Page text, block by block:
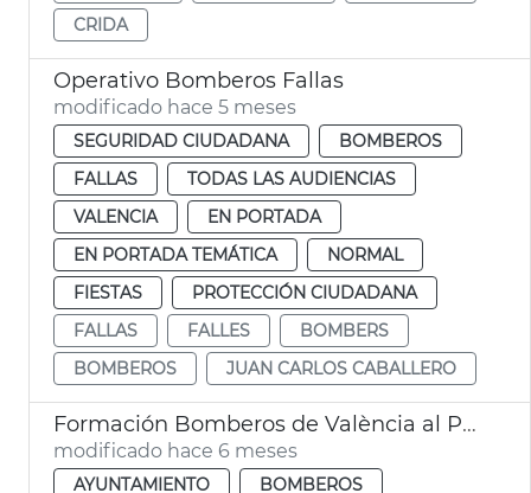
CRIDA
Operativo Bomberos Fallas
modificado hace 5 meses
SEGURIDAD CIUDADANA
BOMBEROS
FALLAS
TODAS LAS AUDIENCIAS
VALENCIA
EN PORTADA
EN PORTADA TEMÁTICA
NORMAL
FIESTAS
PROTECCIÓN CIUDADANA
FALLAS
FALLES
BOMBERS
BOMBEROS
JUAN CARLOS CABALLERO
Formación Bomberos de València al Puerto
modificado hace 6 meses
AYUNTAMIENTO BOMBEROS